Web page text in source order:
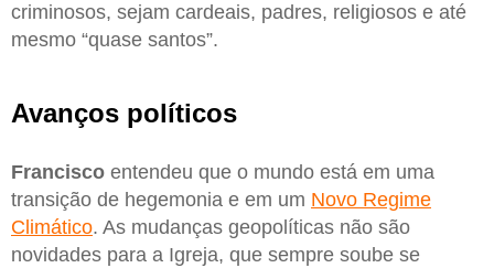
criminosos, sejam cardeais, padres, religiosos e até
mesmo “quase santos”.
Avanços políticos
Francisco entendeu que o mundo está em uma
transição de hegemonia e em um Novo Regime
Climático. As mudanças geopolíticas não são
novidades para a Igreja, que sempre soube se